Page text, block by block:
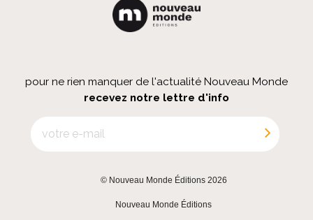
pour ne rien manquer de l'actualité Nouveau Monde
recevez notre lettre d'info
© Nouveau Monde Éditions 2026
Nouveau Monde Éditions